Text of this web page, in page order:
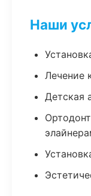
Наши
Лечение
Детская